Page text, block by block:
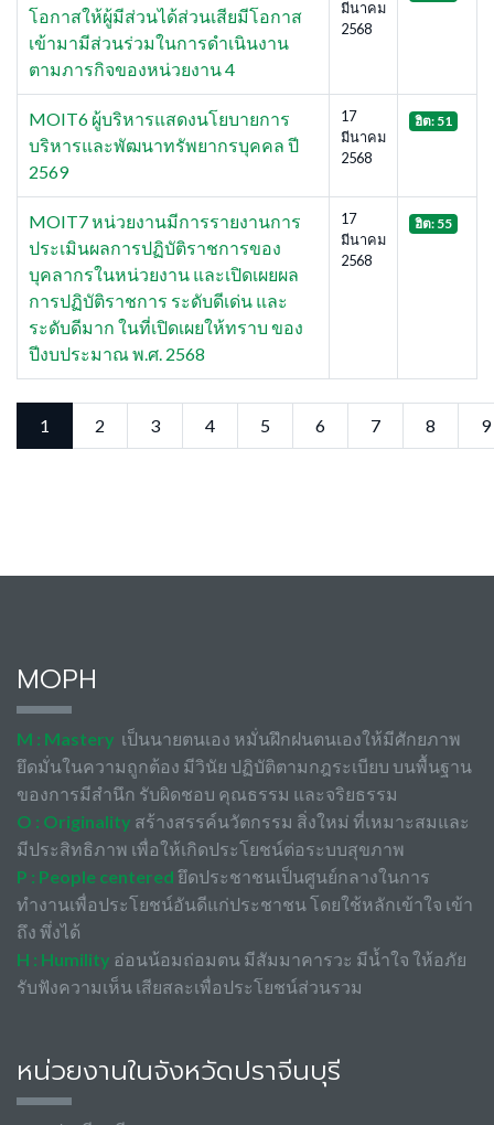
โอกาสให้ผู้มีส่วนได้ส่วนเสียมีโอกาส
เข้ามามีส่วนร่วมในการดำเนินงาน
ตามภารกิจของหน่วยงาน 4
มีนาคม
2568
MOIT6 ผู้บริหารแสดงนโยบายการ
บริหารและพัฒนาทรัพยากรบุคคล ปี
2569
17
มีนาคม
2568
ฮิต: 51
MOIT7 หน่วยงานมีการรายงานการ
ประเมินผลการปฏิบัติราชการของ
บุคลากรในหน่วยงาน และเปิดเผยผล
การปฏิบัติราชการ ระดับดีเด่น และ
ระดับดีมาก ในที่เปิดเผยให้ทราบ ของ
ปีงบประมาณ พ.ศ. 2568
17
มีนาคม
2568
ฮิต: 55
1 2 3 4 5 6 7 8 9
MOPH
M : Mastery เป็นนายตนเอง หมั่นฝึกฝนตนเองให้มีศักยภาพ
ยึดมั่นในความถูกต้อง มีวินัย ปฏิบัติตามกฎระเบียบ บนพื้นฐาน
ของการมีสำนึก รับผิดชอบ คุณธรรม และจริยธรรม
O : Originality สร้างสรรค์นวัตกรรม สิ่งใหม่ ที่เหมาะสมและ
มีประสิทธิภาพ เพื่อให้เกิดประโยชน์ต่อระบบสุขภาพ
P : People centered ยึดประชาชนเป็นศูนย์กลางในการ
ทำงานเพื่อประโยชน์อันดีแก่ประชาชน โดยใช้หลักเข้าใจ เข้า
ถึง พึ่งได้
H : Humility อ่อนน้อมถ่อมตน มีสัมมาคารวะ มีน้ำใจ ให้อภัย
รับฟังความเห็น เสียสละเพื่อประโยชน์ส่วนรวม
หน่วยงานในจังหวัดปราจีนบุรี